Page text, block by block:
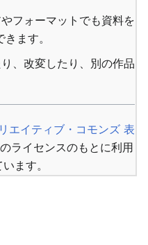
フォーマットでも資料を
ます。
、改変したり、別の作品
エイティブ・コモンズ 表
ライセンスのもとに利用
ます。